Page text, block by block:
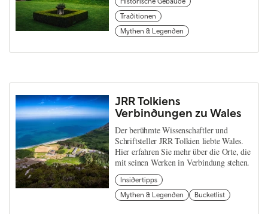
Traditionen
Mythen & Legenden
JRR Tolkiens
Verbindungen zu Wales
Der berühmte Wissenschaftler und
Schriftsteller JRR Tolkien liebte Wales.
Hier erfahren Sie mehr über die Orte, die
mit seinen Werken in Verbindung stehen.
Insidertipps
Mythen & Legenden
Bucketlist